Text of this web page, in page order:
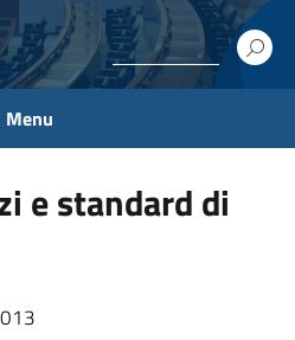
Menu
e standard di